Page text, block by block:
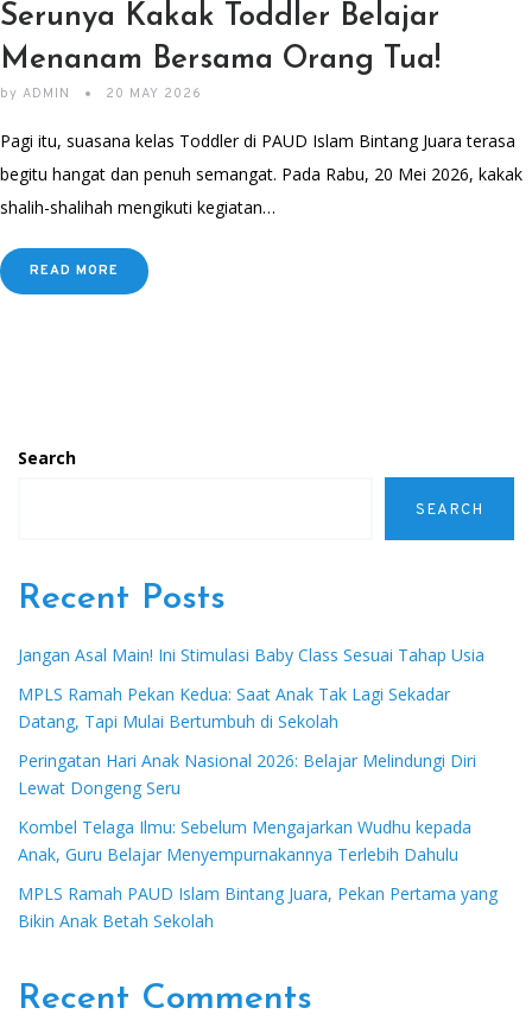
Serunya Kakak Toddler Belajar
Menanam Bersama Orang Tua!
by ADMIN 20 MAY 2026
Pagi itu, suasana kelas Toddler di PAUD Islam Bintang Juara terasa
begitu hangat dan penuh semangat. Pada Rabu, 20 Mei 2026, kakak
shalih-shalihah mengikuti kegiatan…
READ MORE
Search
SEARCH
Recent Posts
Jangan Asal Main! Ini Stimulasi Baby Class Sesuai Tahap Usia
MPLS Ramah Pekan Kedua: Saat Anak Tak Lagi Sekadar
Datang, Tapi Mulai Bertumbuh di Sekolah
Peringatan Hari Anak Nasional 2026: Belajar Melindungi Diri
Lewat Dongeng Seru
Kombel Telaga Ilmu: Sebelum Mengajarkan Wudhu kepada
Anak, Guru Belajar Menyempurnakannya Terlebih Dahulu
MPLS Ramah PAUD Islam Bintang Juara, Pekan Pertama yang
Bikin Anak Betah Sekolah
Recent Comments